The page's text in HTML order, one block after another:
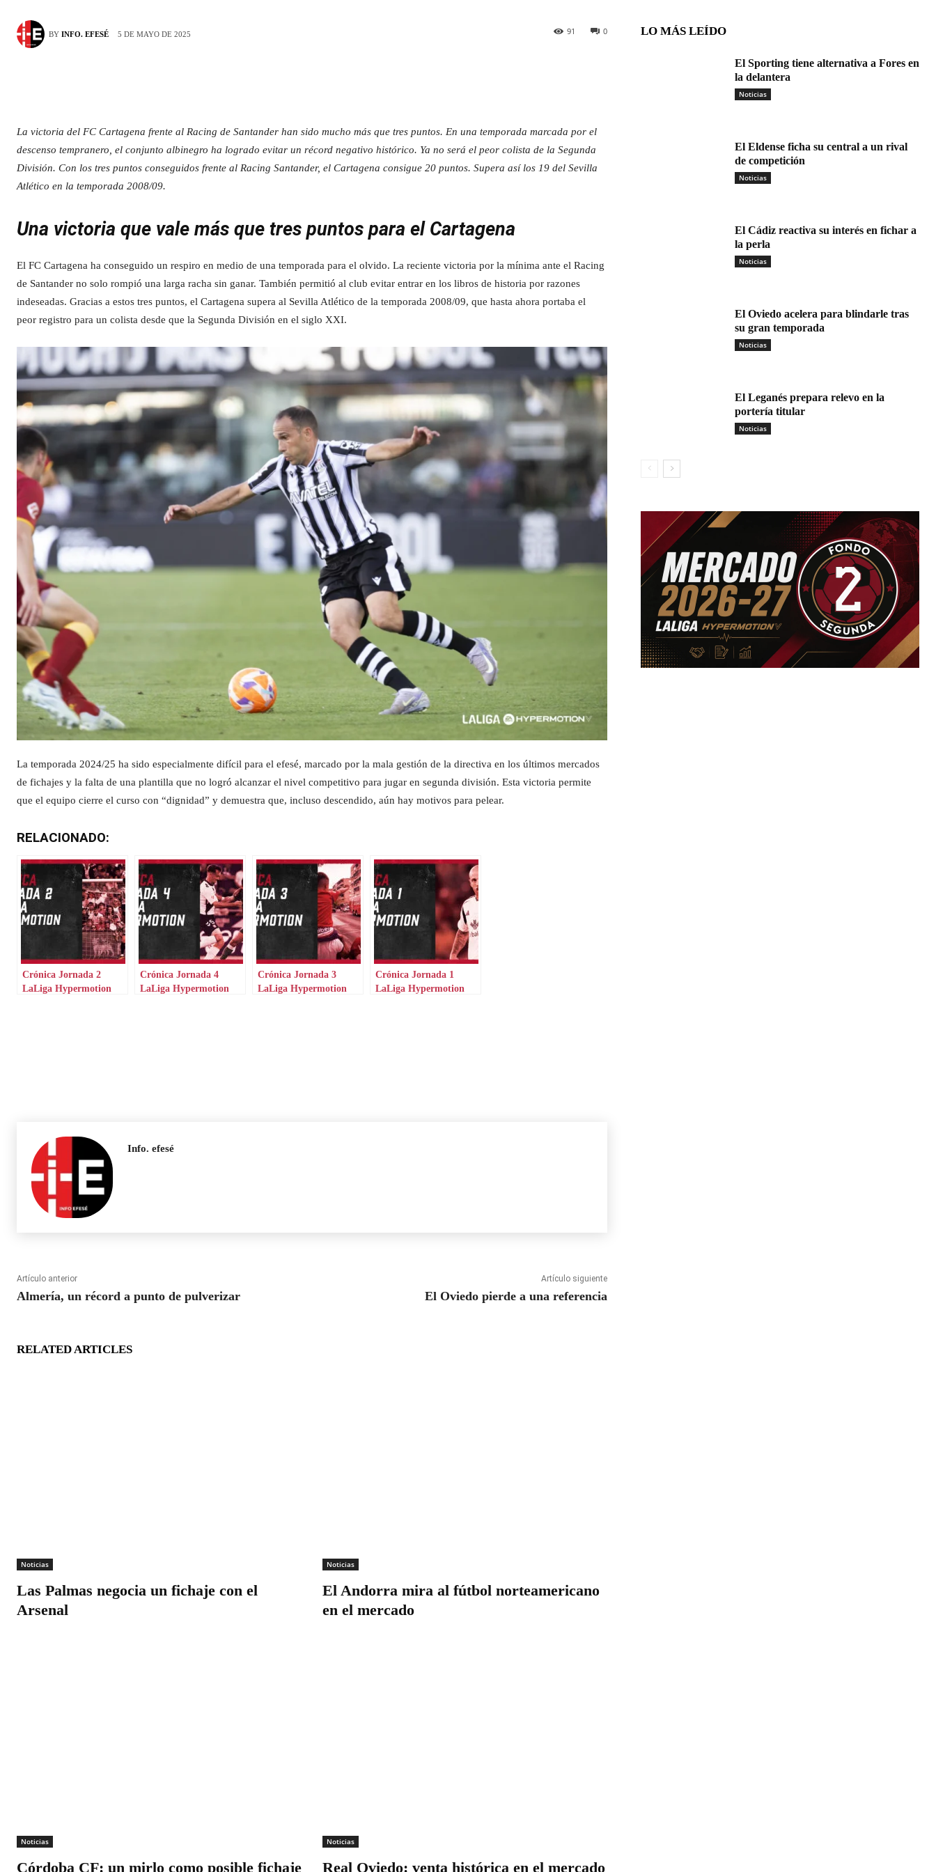
BY INFO. EFESÉ 5 DE MAYO DE 2025 0
91
La victoria del FC Cartagena frente al Racing de Santander han sido mucho más que tres puntos. En una temporada marcada por el
descenso tempranero, el conjunto albinegro ha logrado evitar un récord negativo histórico. Ya no será el peor colista de la Segunda
División. Con los tres puntos conseguidos frente al Racing Santander, el Cartagena consigue 20 puntos. Supera así los 19 del Sevilla
Atlético en la temporada 2008/09.
Una victoria que vale más que tres puntos para el Cartagena
El FC Cartagena ha conseguido un respiro en medio de una temporada para el olvido. La reciente victoria por la mínima ante el Racing
de Santander no solo rompió una larga racha sin ganar. También permitió al club evitar entrar en los libros de historia por razones
indeseadas. Gracias a estos tres puntos, el Cartagena supera al Sevilla Atlético de la temporada 2008/09, que hasta ahora portaba el
peor registro para un colista desde que la Segunda División en el siglo XXI.
La temporada 2024/25 ha sido especialmente difícil para el efesé, marcado por la mala gestión de la directiva en los últimos mercados
de fichajes y la falta de una plantilla que no logró alcanzar el nivel competitivo para jugar en segunda división. Esta victoria permite
que el equipo cierre el curso con “dignidad” y demuestra que, incluso descendido, aún hay motivos para pelear.
RELACIONADO:
Crónica Jornada 2
LaLiga Hypermotion
Crónica Jornada 4
LaLiga Hypermotion
Crónica Jornada 3
LaLiga Hypermotion
Crónica Jornada 1
LaLiga Hypermotion
Info. efesé
Artículo anterior
Almería, un récord a punto de pulverizar
Artículo siguiente
El Oviedo pierde a una referencia
RELATED ARTICLES
Noticias
Las Palmas negocia un fichaje con el
Arsenal
Noticias
El Andorra mira al fútbol norteamericano
en el mercado
Noticias
Córdoba CF: un mirlo como posible fichaje
Noticias
Real Oviedo: venta histórica en el mercado
LO MÁS LEÍDO
El Sporting tiene alternativa a Fores en
la delantera
Noticias
El Eldense ficha su central a un rival
de competición
Noticias
El Cádiz reactiva su interés en fichar a
la perla
Noticias
El Oviedo acelera para blindarle tras
su gran temporada
Noticias
El Leganés prepara relevo en la
portería titular
Noticias